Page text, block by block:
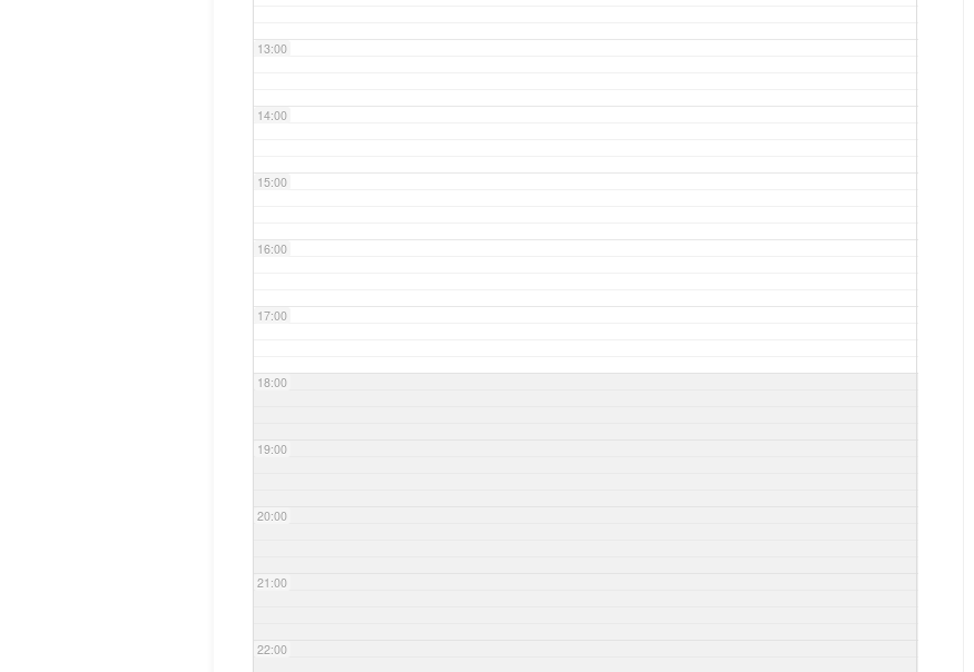
13:00
14:00
15:00
16:00
17:00
18:00
19:00
20:00
21:00
22:00